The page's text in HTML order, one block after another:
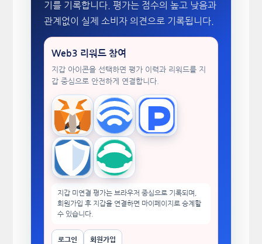
기를 기록합니다. 평가는 점수의 높고 낮음과
관계없이 실제 소비자 의견으로 기록됩니다.
Web3 리워드 참여
지갑 아이콘을 선택하면 평가 이력과 리워드를 지
갑 중심으로 안전하게 연결합니다.
MetaMask WalletConnectTokenPocket
Trust Wallet imToken
지갑 미연결 평가는 브라우저 중심으로 기록되며,
회원가입 후 지갑을 연결하면 마이페이지로 승계할
수 있습니다.
로그인 회원가입